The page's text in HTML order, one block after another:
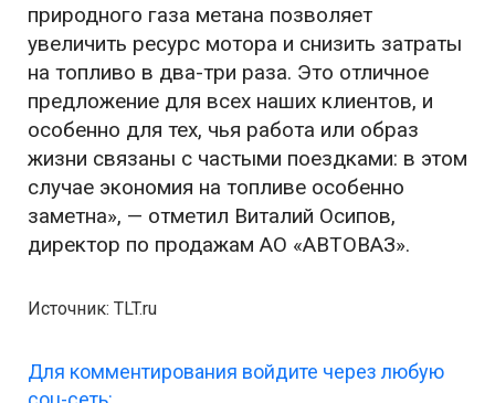
природного газа метана позволяет
увеличить ресурс мотора и снизить затраты
на топливо в два-три раза. Это отличное
предложение для всех наших клиентов, и
особенно для тех, чья работа или образ
жизни связаны с частыми поездками: в этом
случае экономия на топливе особенно
заметна», — отметил Виталий Осипов,
директор по продажам АО «АВТОВАЗ».
Источник: TLT.ru
Для комментирования войдите через любую